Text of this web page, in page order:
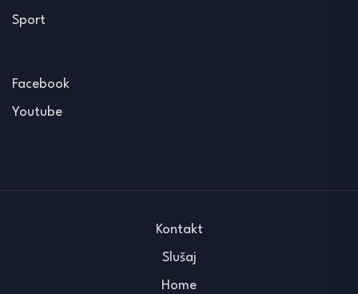
Sport
Facebook
Youtube
Kontakt
Slušaj
Home